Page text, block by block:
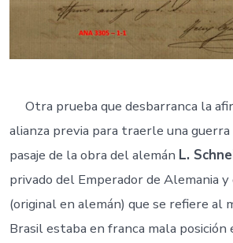
Otra prueba que desbarranca la
alianza previa para traerle una guerra
pasaje de la obra del alemán L.
privado del Emperador de Alemania y
(original en alemán) que se refiere al
Brasil estaba en franca mala